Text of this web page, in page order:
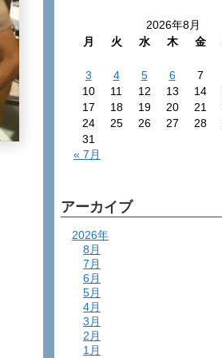
2026年8月
月
火 水 木 金
3
4 5 6 7
10
11 12 13 14
17
18 19 20 21
24
25 26 27 28
31
« 7月
アーカイブ
2026年
8月
7月
6月
5月
4月
3月
2月
1月